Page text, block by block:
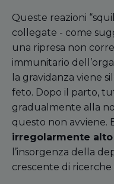
Queste reazioni “
collegate - come
una ripresa non
immunitario dell ’
la gravidanza viene
feto. Dopo il parto,
gradualmente alla
questo non avviene.
irregolarmente alto
l’insorgenza della
crescente di